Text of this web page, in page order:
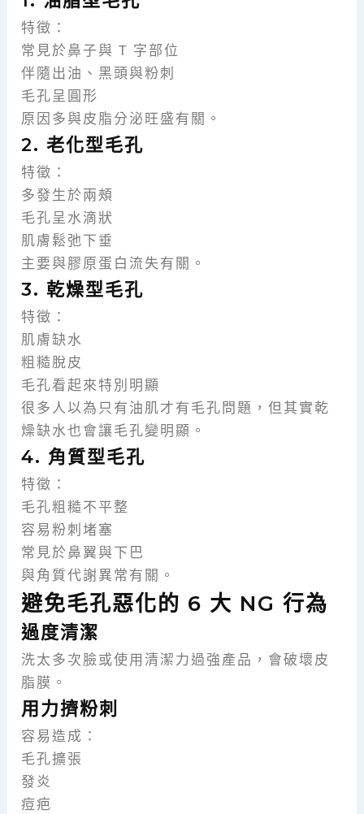
特徵：
常見於鼻子與 T 字部位
伴隨出油、黑頭與粉刺
毛孔呈圓形
原因多與皮脂分泌旺盛有關。
2. 老化型毛孔
特徵：
多發生於兩頰
毛孔呈水滴狀
肌膚鬆弛下垂
主要與膠原蛋白流失有關。
3. 乾燥型毛孔
特徵：
肌膚缺水
粗糙脫皮
毛孔看起來特別明顯
很多人以為只有油肌才有毛孔問題，但其實乾
燥缺水也會讓毛孔變明顯。
4. 角質型毛孔
特徵：
毛孔粗糙不平整
容易粉刺堵塞
常見於鼻翼與下巴
與角質代謝異常有關。
避免毛孔惡化的 6 大 NG 行為
過度清潔
洗太多次臉或使用清潔力過強產品，會破壞皮
脂膜。
用力擠粉刺
容易造成：
毛孔擴張
發炎
痘疤